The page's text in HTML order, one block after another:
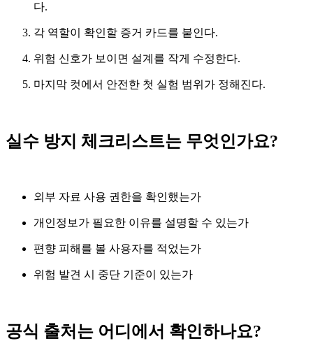
다.
각 역할이 확인할 증거 카드를 붙인다.
위험 신호가 보이면 설계를 작게 수정한다.
마지막 컷에서 안전한 첫 실험 범위가 정해진다.
실수 방지 체크리스트는 무엇인가요?
외부 자료 사용 권한을 확인했는가
개인정보가 필요한 이유를 설명할 수 있는가
편향 피해를 볼 사용자를 적었는가
위험 발견 시 중단 기준이 있는가
공식 출처는 어디에서 확인하나요?